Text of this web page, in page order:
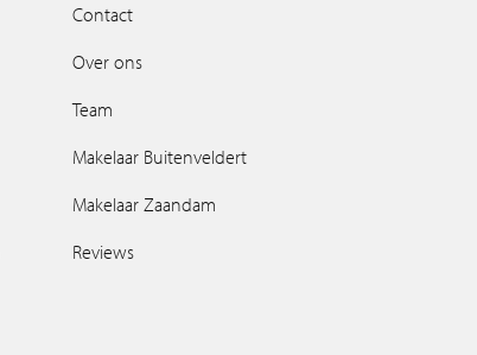
Contact
Over ons
Team
Makelaar Buitenveldert
Makelaar Zaandam
Reviews